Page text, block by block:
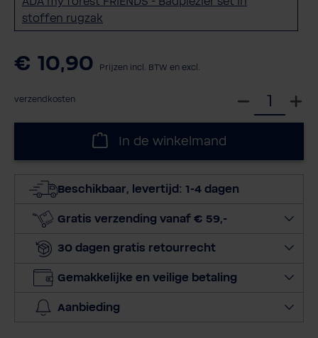
stoffen rugzak
€ 10,90 Prijzen incl. BTW en excl.
verzendkosten
c
e
h
e
In de winkelmand
Beschikbaar, levertijd: 1-4 dagen
Gratis verzending vanaf € 59,-
30 dagen gratis retourrecht
Gemakkelijke en veilige betaling
Aanbieding